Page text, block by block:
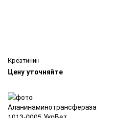
Креатинин
Цену уточняйте